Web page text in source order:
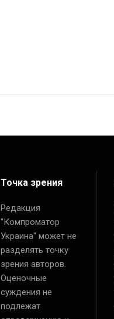
Точка зрения
Редакция
"Компроматор
Украина" может не
разделять точку
зрения авторов.
Оценочные
суждения не
подлежат